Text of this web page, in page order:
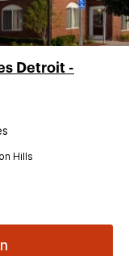
Detroit -
Hills